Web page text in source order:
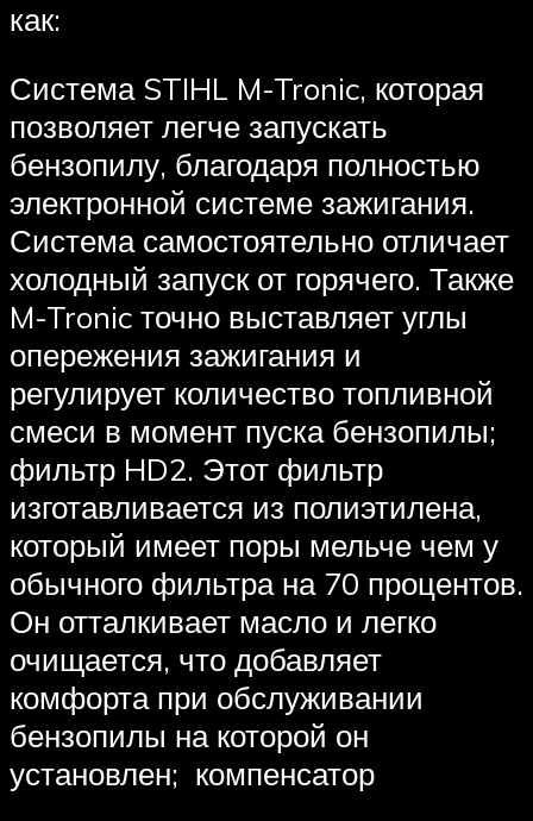
как:
Система STIHL M-Tronic, которая
позволяет легче запускать
бензопилу, благодаря полностью
электронной системе зажигания.
Система самостоятельно отличает
холодный запуск от горячего. Также
M-Tronic точно выставляет углы
опережения зажигания и
регулирует количество топливной
смеси в момент пуска бензопилы;
фильтр HD2. Этот фильтр
изготавливается из полиэтилена,
который имеет поры мельче чем у
обычного фильтра на 70 процентов.
Он отталкивает масло и легко
очищается, что добавляет
комфорта при обслуживании
бензопилы на которой он
установлен; компенсатор